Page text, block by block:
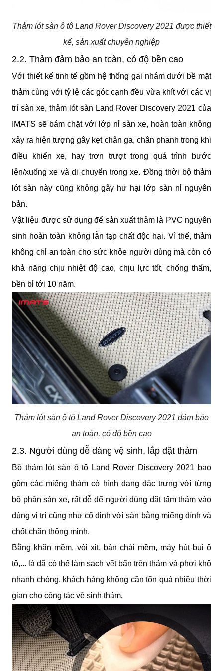
Thảm lót sàn ô tô Land Rover Discovery 2021 được thiết
kế, sản xuất chuyên nghiệp
2.2. Thảm đảm bảo an toàn, có độ bền cao
Với thiết kế tinh tế gồm hệ thống gai nhám dưới bề mặt
thảm cùng với tỷ lệ các góc cạnh đều vừa khít với các vị
trí sàn xe, thảm lót sàn Land Rover Discovery 2021 của
IMATS sẽ bám chặt với lớp nỉ sàn xe, hoàn toàn không
xảy ra hiện tượng gây kẹt chân ga, chân phanh trong khi
điều khiển xe, hay trơn trượt trong quá trình bước
lên/xuống xe và di chuyển trong xe. Đồng thời bộ thảm
lót sàn này cũng không gây hư hại lớp sàn nỉ nguyên
bản.
Vật liệu được sử dụng để sản xuất thảm là PVC nguyên
sinh hoàn toàn không lẫn tạp chất độc hại. Vì thế, thảm
không chỉ an toàn cho sức khỏe người dùng mà còn có
khả năng chịu nhiệt độ cao, chịu lực tốt, chống thấm,
bền bỉ tới 10 năm.
Thảm lót sàn ô tô Land Rover Discovery 2021 đảm bảo
an toàn, có độ bền cao
2.3. Người dùng dễ dàng vệ sinh, lắp đặt thảm
Bộ thảm lót sàn ô tô Land Rover Discovery 2021 bao
gồm các miếng thảm có hình dạng đặc trưng với từng
bộ phận sàn xe, rất dễ để người dùng đặt tấm thảm vào
đúng vị trí cũng như cố định với sàn bằng miếng dính và
chốt chặn thông minh.
Bằng khăn mềm, vòi xịt, bàn chải mềm, máy hút bụi ô
tô,... là đã có thể làm sạch vết bẩn trên thảm và phơi khô
nhanh chóng, khách hàng không cần tốn quá nhiều thời
gian cho công tác vệ sinh thảm.